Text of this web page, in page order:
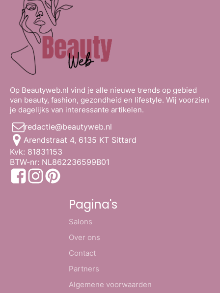
Op Beautyweb.nl vind je alle nieuwe trends op gebied
van beauty, fashion, gezondheid en lifestyle. Wij voorzien
je dagelijks van interessante artikelen.
redactie@beautyweb.nl
Arendstraat 4, 6135 KT Sittard
Kvk: 81831153
BTW-nr: NL862236599B01
Pagina's
Salons
Over ons
Contact
Partners
Algemene voorwaarden